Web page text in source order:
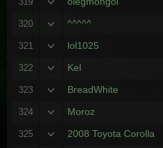
320 ^^^^^
321 lol1025
322 Kel
323 BreadWhite
324 Moroz
325 2008 Toyota Corolla